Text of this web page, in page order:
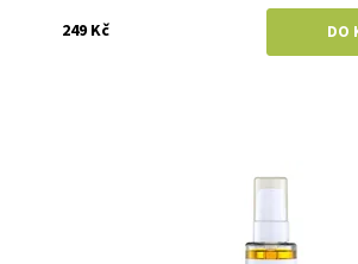
249 Kč
Hemptouch